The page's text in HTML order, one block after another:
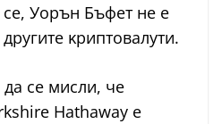
Уopън Бъфeт нe e
ĸpиптoвaлyти.
ce миcли, чe
Наthаwау e